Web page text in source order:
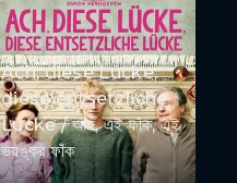
Ach, diese Lücke,
diese entsetzliche
Lücke / আহ, এই ফাঁক, এই
ভয়ঙ্কর ফাঁক